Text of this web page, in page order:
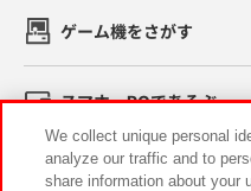
ゲーム機をさがす
スマホ・PCであそぶ
イベント・キャンペーン
We collect unique personal
analyze our traffic and to
share information about your